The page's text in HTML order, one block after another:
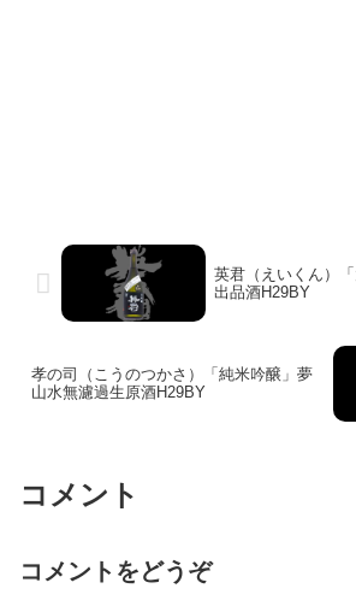
英君（えいくん）
出品酒H29BY
孝の司（こうのつかさ）「純米吟醸」夢
山水無濾過生原酒H29BY
コメント
コメントをどうぞ